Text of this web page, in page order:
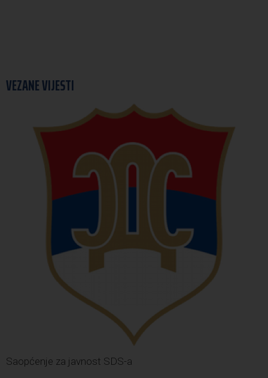
VEZANE VIJESTI
Saopćenje za javnost SDS-a